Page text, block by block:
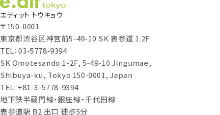
エディット トウキョウ
〒150-0001
東京都渋谷区神宮前5-49-10 SK 表参道 1.2F
TEL：03-5778-9394
SK Omotesando 1-2F, 5-49-10 Jingumae,
Shibuya-ku, Tokyo 150-0001, Japan
TEL: +81-3-5778-9394
地下鉄半蔵門線・銀座線・千代田線
表参道駅 B2 出口 徒歩5分